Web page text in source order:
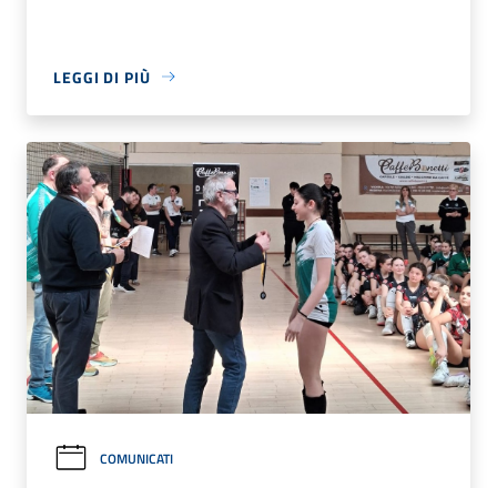
LEGGI DI PIÙ
COMUNICATI